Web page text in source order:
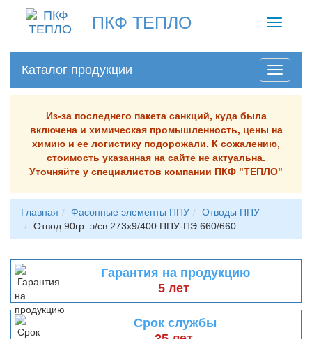
ПКФ ТЕПЛО
Toggle
Каталог продукции
Из-за последнего пакета санкций, куда была
включена и химическая промышленность, цены на
химию и ее логистику подорожали. К сожалению,
стоимость указанная на сайте не актуальна.
Уточняйте у специалистов компании ПКФ "ТЕПЛО"
Главная Фасонные элементы ППУ
Отводы ППУ
Отвод 90гр. э/св 273х9/400 ППУ-ПЭ 660/660
Гарантия на продукцию
5 лет
Срок службы